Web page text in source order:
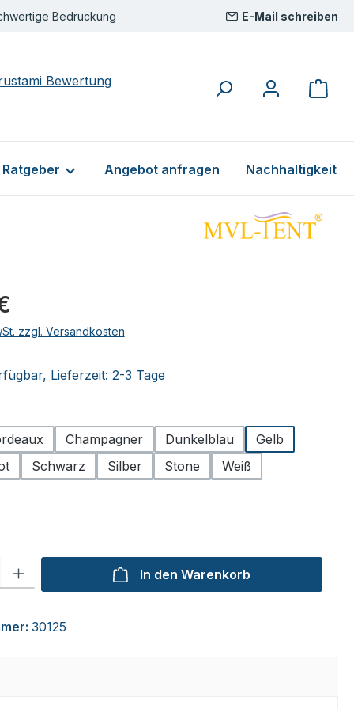
Bedruckung E-Mail schreiben
Angebot anfragen Nachhaltigkeit
zzgl. Versandkosten
Lieferzeit: 2-3 Tage
Champagner Dunkelblau
Gelb
Schwarz Silber Stone Weiß
Gib den gewünschten Wert ein oder benutze die Schaltflächen
In den Warenkorb
30125